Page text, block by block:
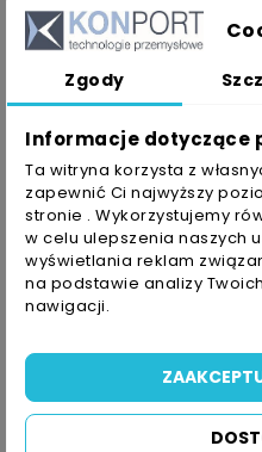
Taśma Antypoślizgowa 3M
SW GP 620 19mm...
151,29 zł
Zgody
Informacje dotyczące
Ta witryna korzysta z
zapewnić Ci najwyższy
stronie . Wykorzystujemy
w celu ulepszenia naszych
wyświetlania reklam
na podstawie analizy
nawigacji.